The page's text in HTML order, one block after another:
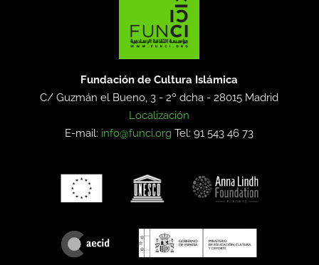
Fundación de Cultura Islámica
C/ Guzmán el Bueno, 3 - 2º dcha -28015 Madrid
Localización
E-mail: info@funci.org Tel: 91 543 46 73